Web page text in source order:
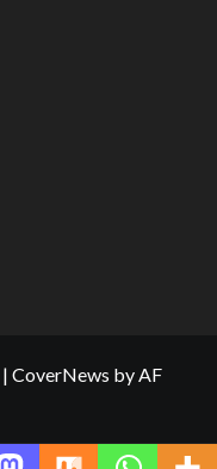
| CoverNews by AF